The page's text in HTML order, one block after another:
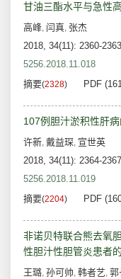
甘油三酯水平与急性
高峰, 闫真, 张杰
2018, 34(11): 2360-
5256.2018.11.018
摘要(2328) PDF
107例胆汁淤积性肝
许新, 戴益琛, 宣世英
2018, 34(11): 2364-
5256.2018.11.019
摘要(2204) PDF
非诺贝特联合熊去氧
性胆汁性胆管炎患者
王璐, 孙可帅, 韩者艺, 郭